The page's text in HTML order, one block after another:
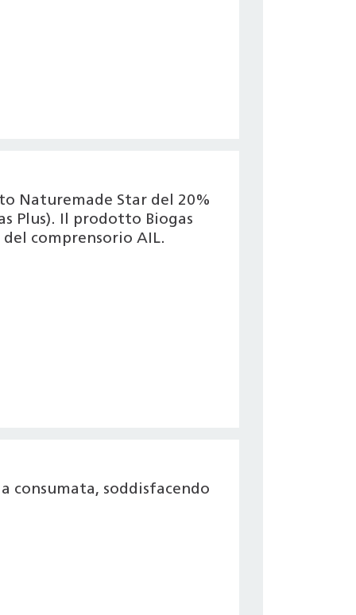
Naturemade Star del 20%
Plus). Il prodotto Biogas
comprensorio AIL.
consumata, soddisfacendo